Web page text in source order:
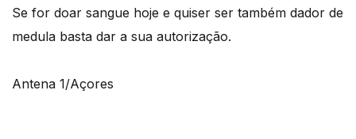
Se for doar sangue hoje e quiser ser também dador de
medula basta dar a sua autorização.
Antena 1/Açores